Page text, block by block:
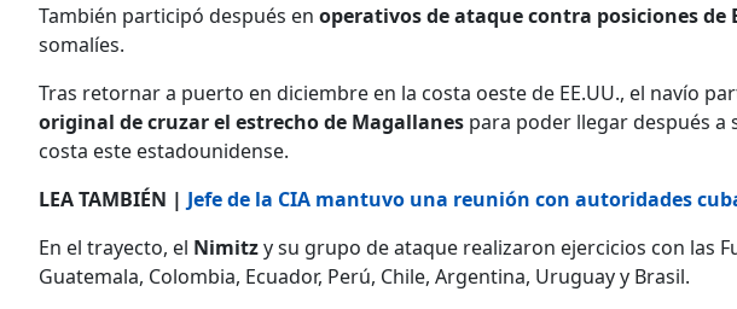
También participó después en operativos de ataque contra posiciones de
somalíes.
Tras retornar a puerto en diciembre en la costa oeste de EE.UU., el navío
original de cruzar el estrecho de Magallanes para poder llegar después a
costa este estadounidense.
LEA TAMBIÉN | Jefe de la CIA mantuvo una reunión con autoridades
En el trayecto, el Nimitzy su grupo de ataque realizaron ejercicios con las
Guatemala, Colombia, Ecuador, Perú, Chile, Argentina, Uruguay y Brasil.